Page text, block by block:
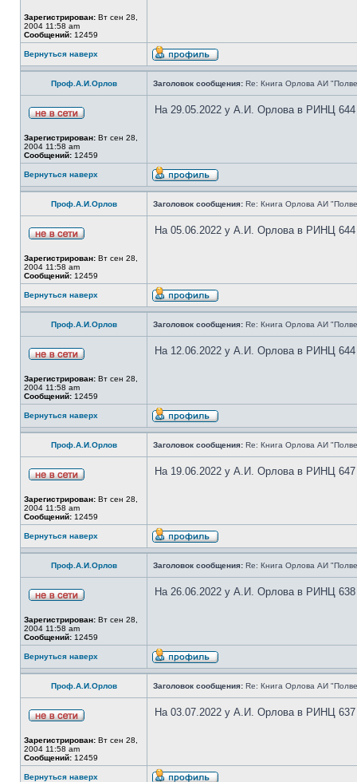
Зарегистрирован: Вт сен 28,
2004 11:58 am
Сообщений: 12459
Вернуться наверх
Проф.А.И.Орлов Заголовок сообщения: Re: Книга Орлова АИ
Зарегистрирован: Вт сен 28,
2004 11:58 am
Сообщений: 12459
На 29.05.2022 у А.И. Орлова в РИНЦ 644
Вернуться наверх
Проф.А.И.Орлов Заголовок сообщения: Re: Книга Орлова АИ
Зарегистрирован: Вт сен 28,
2004 11:58 am
Сообщений: 12459
На 05.06.2022 у А.И. Орлова в РИНЦ 644
Вернуться наверх
Проф.А.И.Орлов Заголовок сообщения: Re: Книга Орлова АИ
Зарегистрирован: Вт сен 28,
2004 11:58 am
Сообщений: 12459
На 12.06.2022 у А.И. Орлова в РИНЦ 644
Вернуться наверх
Проф.А.И.Орлов Заголовок сообщения: Re: Книга Орлова АИ
Зарегистрирован: Вт сен 28,
2004 11:58 am
Сообщений: 12459
На 19.06.2022 у А.И. Орлова в РИНЦ 647
Вернуться наверх
Проф.А.И.Орлов Заголовок сообщения: Re: Книга Орлова АИ
Зарегистрирован: Вт сен 28,
2004 11:58 am
Сообщений: 12459
На 26.06.2022 у А.И. Орлова в РИНЦ 638
Вернуться наверх
Проф.А.И.Орлов Заголовок сообщения: Re: Книга Орлова АИ
Зарегистрирован: Вт сен 28,
2004 11:58 am
Сообщений: 12459
На 03.07.2022 у А.И. Орлова в РИНЦ 637
Вернуться наверх